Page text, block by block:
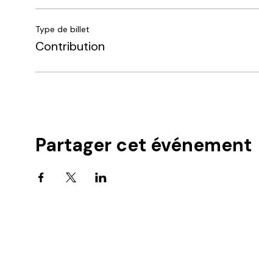
Type de billet
Contribution
Partager cet événement